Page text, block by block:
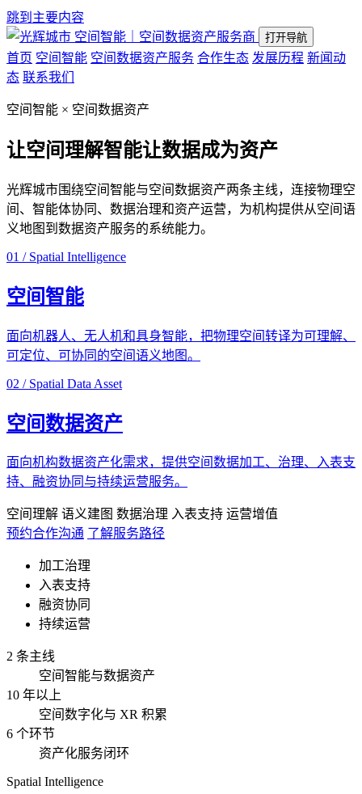
跳到主要内容
空间智能｜空间数据资产服务商
打开导航
首页 空间智能 空间数据资产服务 合作生态 发展历程 新闻动
态 联系我们
空间智能 × 空间数据资产
让空间理解智能让数据成为资产
光辉城市围绕空间智能与空间数据资产两条主线，连接物理空
间、智能体协同、数据治理和资产运营，为机构提供从空间语
义地图到数据资产服务的系统能力。
01 / Spatial Intelligence
空间智能
面向机器人、无人机和具身智能，把物理空间转译为可理解、
可定位、可协同的空间语义地图。
02 / Spatial Data Asset
空间数据资产
面向机构数据资产化需求，提供空间数据加工、治理、入表支
持、融资协同与持续运营服务。
空间理解 语义建图 数据治理 入表支持 运营增值
预约合作沟通 了解服务路径
加工治理
入表支持
融资协同
持续运营
2 条主线
空间智能与数据资产
10 年以上
空间数字化与 XR 积累
6 个环节
资产化服务闭环
Spatial Intelligence